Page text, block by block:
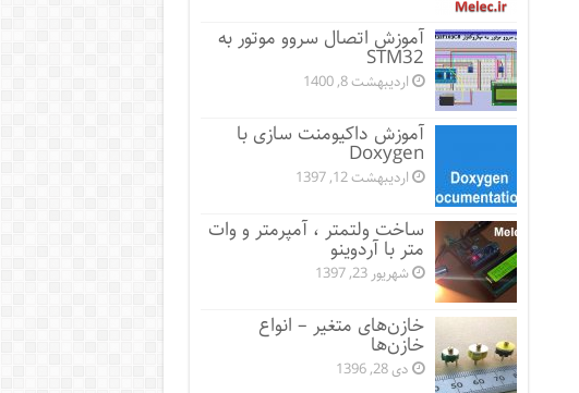
آموزش اتصال سروو موتور به
STM32
اردیبهشت 8, 1400
آموزش داکیومنت سازی با
Doxygen
اردیبهشت 12, 1397
ساخت ولتمتر ، آمپرمتر و وات
متر با آردوینو
شهریور 23, 1397
خازن‌های متغیر – انواع
خازن‌ها
دی 28, 1396